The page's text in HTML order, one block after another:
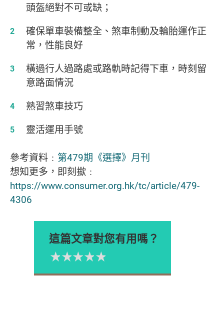
頭盔絕對不可或缺；
確保單車裝備整全、煞車制動及輪胎運作正
常，性能良好
橫過行人過路處或路軌時記得下車，時刻留
意路面情況
熟習煞車技巧
靈活運用手號
參考資料﹕ 第479期《選擇》月刊
想知更多，即刻撳﹕
https://www.consumer.org.hk/tc/article/479-
4306
這篇文章對您有用嗎？
Please rate
4星
3星
2星
1星